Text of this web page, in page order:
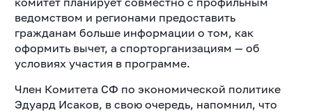
ведомством и регионами предоставить
гражданам больше информации о том, как
оформить вычет, а спорторганизациям — об
условиях участия в программе.
Член Комитета СФ по экономической политике
Эдуард Исаков, в свою очередь, напомнил, что